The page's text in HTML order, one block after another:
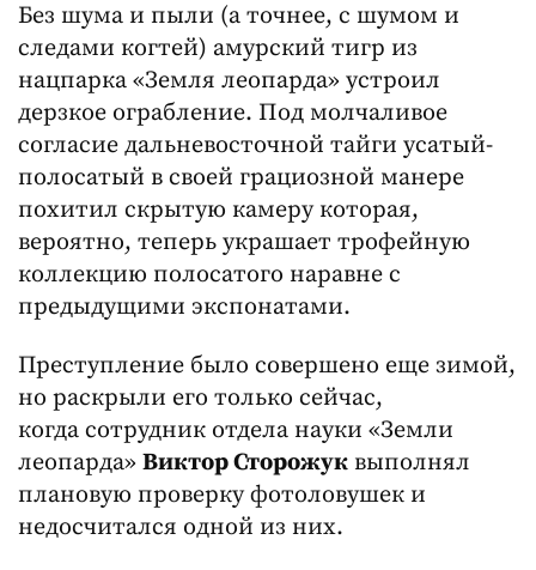
Без шума и пыли (а точнее, с шумом и
следами когтей) амурский тигр из
нацпарка «Земля леопарда» устроил
дерзкое ограбление. Под молчаливое
согласие дальневосточной тайги усатый-
полосатый в своей грациозной манере
похитил скрытую камеру которая,
вероятно, теперь украшает трофейную
коллекцию полосатого наравне с
предыдущими экспонатами.
Преступление было совершено еще зимой,
но раскрыли его только сейчас,
когда сотрудник отдела науки «Земли
леопарда» Виктор Сторожук выполнял
плановую проверку фотоловушек и
недосчитался одной из них.